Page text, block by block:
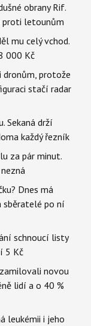
obrany Rif.
proti letounům
mu celý vchod.
000 Kč
protože
stačí radar
Sekaná drží
každý řezník
za pár minut.
Dnes má
sběratelé po ní
schnoucí listy
5 Kč
novou
lidí a o 40 %
leukémii i jeho